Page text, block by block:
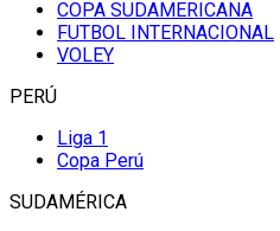
COPA SUDAMERICANA
FUTBOL INTERNACIONAL
VOLEY
PERÚ
Liga 1
Copa Perú
SUDAMÉRICA